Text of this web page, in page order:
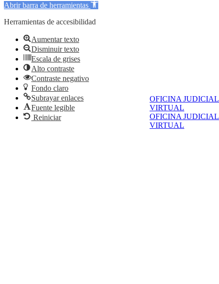
OFICINA JUDICIAL
VIRTUAL
OFICINA JUDICIAL
VIRTUAL
Abrir barra de herramientas
Herramientas de accesibilidad
Aumentar texto
Disminuir texto
Escala de grises
Alto contraste
Contraste negativo
Fondo claro
Subrayar enlaces
Fuente legible
Reiniciar